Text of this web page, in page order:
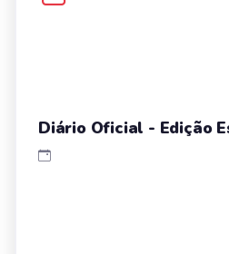
Diário Oficial - Edição